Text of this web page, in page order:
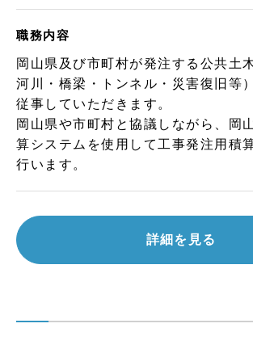
職務内容
岡山県及び市町村が発注する公共土
河川・橋梁・トンネル・災害復旧等
従事していただきます。
岡山県や市町村と協議しながら、岡
算システムを使用して工事発注用積
行います。
詳細を見る